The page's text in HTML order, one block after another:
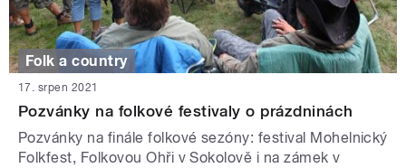
Folk a country
17. srpen 2021
Pozvánky na folkové festivaly o prázdninách
Pozvánky na finále folkové sezóny: festival Mohelnický
Folkfest, Folkovou Ohři v Sokolově i na zámek v